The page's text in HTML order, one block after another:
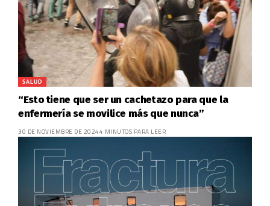
SALUD
“Esto tiene que ser un cachetazo para que la
enfermería se movilice más que nunca”
30 DE NOVIEMBRE DE 20244 MINUTOS PARA LEER